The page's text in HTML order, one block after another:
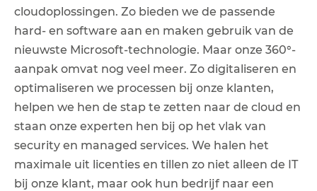
cloudoplossingen. Zo bieden we de passende
hard- en software aan en maken gebruik van de
nieuwste Microsoft-technologie. Maar onze 360°-
aanpak omvat nog veel meer. Zo digitaliseren en
optimaliseren we processen bij onze klanten,
helpen we hen de stap te zetten naar de cloud en
staan onze experten hen bij op het vlak van
security en managed services. We halen het
maximale uit licenties en tillen zo niet alleen de IT
bij onze klant, maar ook hun bedrijf naar een